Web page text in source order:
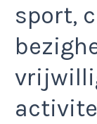
sport,